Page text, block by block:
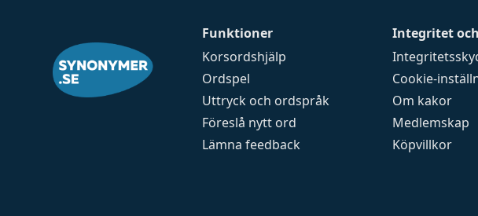
Funktioner
Korsordshjälp
Ordspel
Uttryck och ordspråk
Föreslå nytt ord
Lämna feedback
Integritet
Cookie-
Om kakor
Medlemskap
Köpvillkor